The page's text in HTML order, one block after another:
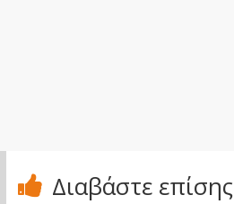
Διαβάστε επίσης